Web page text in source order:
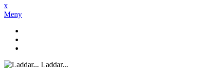
x
Meny
Laddar...